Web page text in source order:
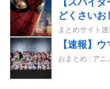
どくさいお
まとめサイト
【速報】
おまとめ : アニ